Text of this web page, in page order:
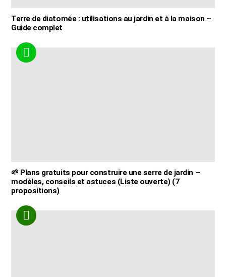
Terre de diatomée : utilisations au jardin et à la maison –
Guide complet
🌱 Plans gratuits pour construire une serre de jardin –
modèles, conseils et astuces (Liste ouverte) (7
propositions)